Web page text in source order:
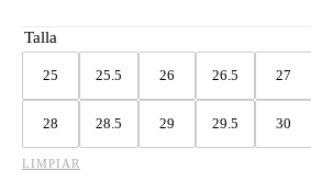
Talla
25 25.5 26 26.5 27
28 28.5 29 29.5 30
LIMPIAR